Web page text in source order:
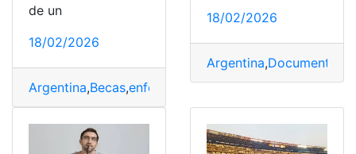
de un
18/02/2026
Argentina,Becas,enfermería,Estudiar,Programas
18/02/2026
Argentina,Documentos